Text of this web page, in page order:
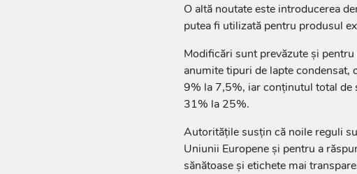
O altă noutate este introducerea
putea fi utilizată pentru produsul
Modificări sunt prevăzute și
anumite tipuri de lapte
9% la 7,5%, iar conținutul total de
31% la 25%.
Autoritățile susțin că noile reguli
Uniunii Europene și pentru a
sănătoase și etichete mai